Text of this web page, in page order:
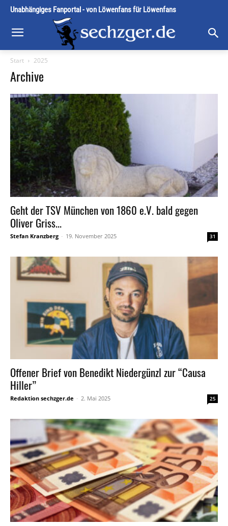
Unabhängiges Fanportal - von Löwenfans für Löwenfans
Start 2025
Archive
Geht der TSV München von 1860 e.V. bald gegen
Oliver Griss...
Stefan Kranzberg - 19. November 2025 31
Offener Brief von Benedikt Niedergünzl zur “Causa
Hiller”
Redaktion sechzger.de - 2. Mai 2025 25